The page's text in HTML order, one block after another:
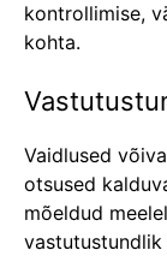
kontrollimise,
kohta.
Vaidlused
otsused
mõeldud